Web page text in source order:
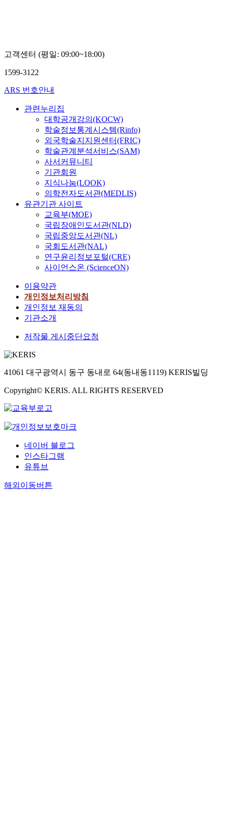
고객센터 (평일: 09:00~18:00)
1599-3122
ARS 번호안내
관련누리집
대학공개강의(KOCW)
학술정보통계시스템(Rinfo)
외국학술지지원센터(FRIC)
학술관계분석서비스(SAM)
사서커뮤니티
기관회원
지식나눔(LOOK)
의학전자도서관(MEDLIS)
유관기관 사이트
교육부(MOE)
국립장애인도서관(NLD)
국립중앙도서관(NL)
국회도서관(NAL)
연구윤리정보포털(CRE)
사이언스온 (ScienceON)
이용약관
개인정보처리방침
개인정보 재동의
기관소개
저작물 게시중단요청
41061 대구광역시 동구 동내로 64(동내동1119) KERIS빌딩
Copyright© KERIS. ALL RIGHTS RESERVED
네이버 블로그
인스타그램
유튜브
해외이동버튼